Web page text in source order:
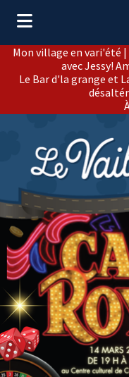
(Municipalité )
(Citoyens )
(Loisirs et culture
(Développement )
(Tourisme )
Mon village en vari'été |
avec Jessy!
Le Bar d'la grange et